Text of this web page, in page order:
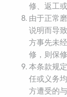
修、返工
由于正常
说明而导
方事先未
修，则保修
本条款规
任或义务
方遭受的